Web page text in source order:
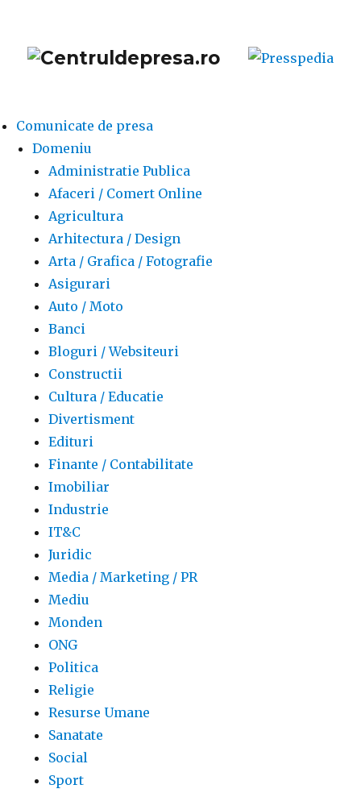
Comunicate de presa
Domeniu
Administratie Publica
Afaceri / Comert Online
Agricultura
Arhitectura / Design
Arta / Grafica / Fotografie
Asigurari
Auto / Moto
Banci
Bloguri / Websiteuri
Constructii
Cultura / Educatie
Divertisment
Edituri
Finante / Contabilitate
Imobiliar
Industrie
IT&C
Juridic
Media / Marketing / PR
Mediu
Monden
ONG
Politica
Religie
Resurse Umane
Sanatate
Social
Sport